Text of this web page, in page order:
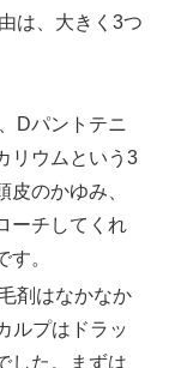
は、大きく3つ
Dパントテニ
リウムという3
のかゆみ、
ーチしてくれ
。
剤はなかなか
ルプはドラッ
した。まずは